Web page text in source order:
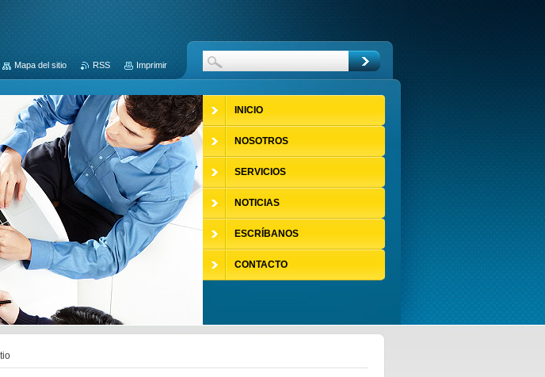
INICIO
NOSOTROS
SERVICIOS
NOTICIAS
ESCRÍBANOS
CONTACTO
Mapa del sitio RSS Imprimir